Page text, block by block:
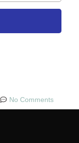
No Comments